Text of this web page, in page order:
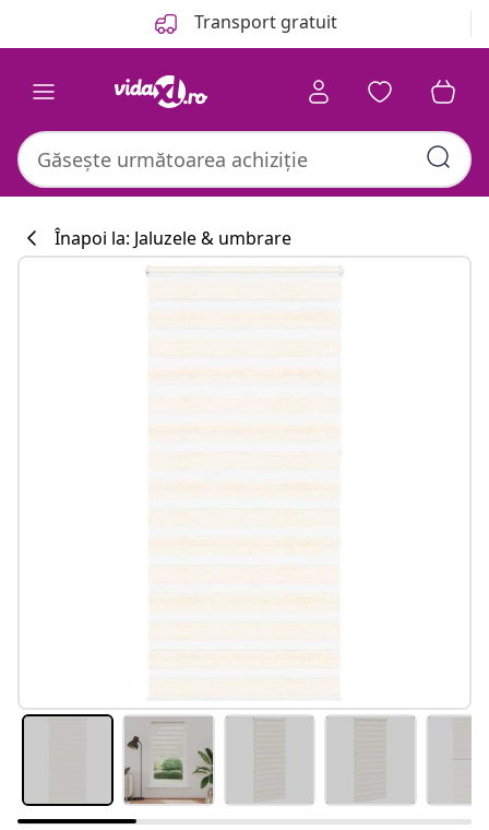
Transport gratuit
Înapoi la: Jaluzele & umbrare